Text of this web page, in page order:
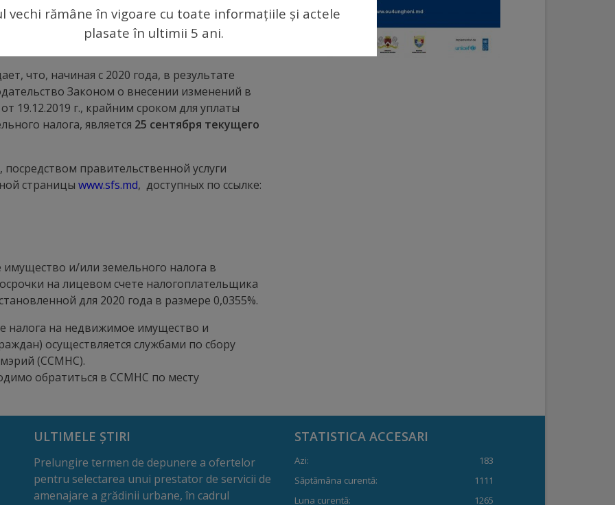
на недвижимое имущество и/или земельного
что, начиная с 2020 года, в результате
Законом о внесении изменений в
19.12.2019 г., крайним сроком для уплаты
налога, является 25 сентября текущего
правительственной услуги
страницы www.sfs.md, доступных по ссылке:
и/или земельного налога в
на лицевом счете налогоплательщика
для 2020 года в размере 0,0355%.
налога на недвижимое имущество и
осуществляется службами по сбору
(ССМНС).
обратиться в ССМНС по месту
ULTIMELE ȘTIRI
Prelungire termen de depunere a ofertelor
pentru selectarea unui prestator de servicii de
amenajare a grădinii urbane, în cadrul
STATISTICA ACCESARI
Azi:
183
Săptămâna curentă:
1111
Luna curentă:
1265
vechi rămâne în vigoare cu toate informațiile și actele
plasate în ultimii 5 ani.